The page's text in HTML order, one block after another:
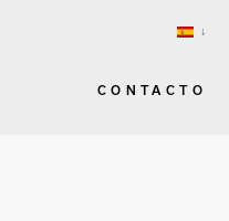
CONTACTO